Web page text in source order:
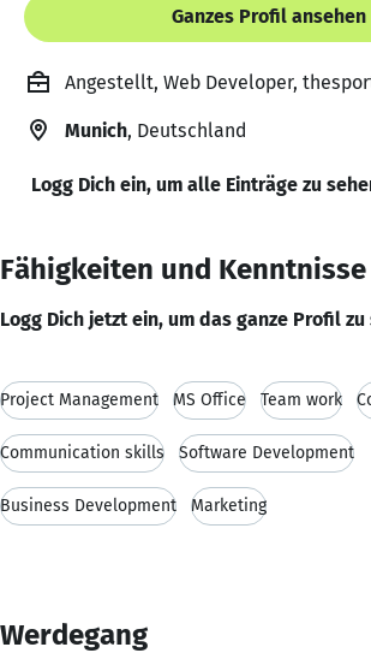
Ganzes Profil ansehen
Angestellt, Web Developer,
Munich, Deutschland
Logg Dich ein, um alle Einträge zu
Fähigkeiten und Kenntnisse
Logg Dich jetzt ein, um das ganze Profil zu
Project Management MS Office Team work
Communication skills Software Development
Business Development Marketing
Werdegang